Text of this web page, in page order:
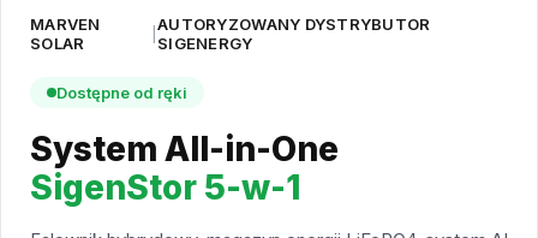
MARVEN
SOLAR
|AUTORYZOWANY DYSTRYBUTOR
SIGENERGY
Dostępne od ręki
System All-in-One
SigenStor 5-w-1